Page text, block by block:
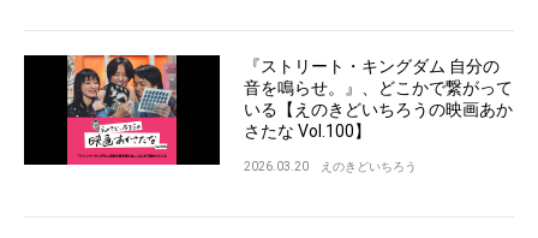
『ストリート・キングダム 自分の
音を鳴らせ。』、どこかで繋がって
いる【えのきどいちろうの映画あか
さたな Vol.100】
2026.03.20 えのきどいちろう